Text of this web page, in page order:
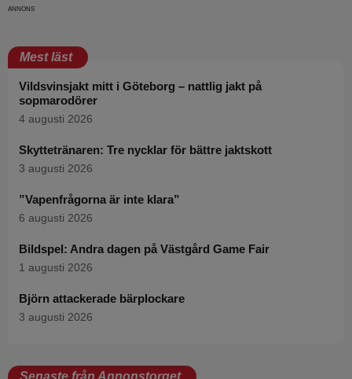
Mest läst
Vildsvinsjakt mitt i Göteborg – nattlig jakt på
sopmarodörer
4 augusti 2026
Skyttetränaren: Tre nycklar för bättre jaktskott
3 augusti 2026
”Vapenfrågorna är inte klara”
6 augusti 2026
Bildspel: Andra dagen på Västgård Game Fair
1 augusti 2026
Björn attackerade bärplockare
3 augusti 2026
Senaste från Annonstorget